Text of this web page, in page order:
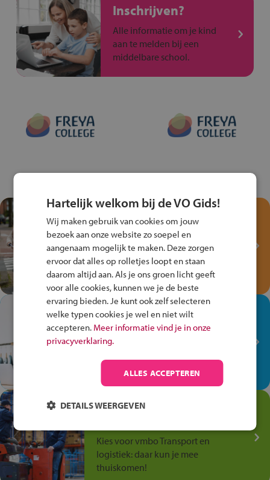
Inschrijven?
Alle informatie om je kind
aan te melden bij een
middelbare school.
Test je kennis met het
Fiets Veilig
Verkeersspel!
Speel het Fiets Veilig Verkeersspel
en win een Cortina-fiets!
In de winkel ben je op je
plek!
Ontdek via het vmbo jouw talent
op de winkelvloer, waar elke dag
anders is!
Jouw talent in de
Kies voor vmbo Transport en
logistiek: daar kun je mee
thuiskomen!
Hartelijk welkom bij de VO Gids!
Wij maken gebruik van cookies om jouw
bezoek aan onze website zo soepel en
aangenaam mogelijk te maken. Deze zorgen
ervoor dat alles op rolletjes loopt en staan
daarom altijd aan. Als je ons groen licht geeft
voor alle cookies, kunnen we je de beste
ervaring bieden. Je kunt ook zelf selecteren
welke typen cookies je wel en niet wilt
accepteren. Meer informatie vind je in onze
privacyverklaring.
ALLES ACCEPTEREN
DETAILS WEERGEVEN